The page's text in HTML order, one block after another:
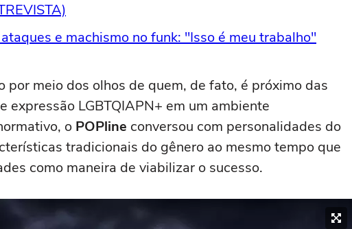
e machismo no funk: "Isso é meu trabalho"
por meio dos olhos de quem, de fato, é próximo das
expressão LGBTQIAPN+ em um ambiente
o POPline conversou com personalidades do
tradicionais do gênero ao mesmo tempo que
como maneira de viabilizar o sucesso.